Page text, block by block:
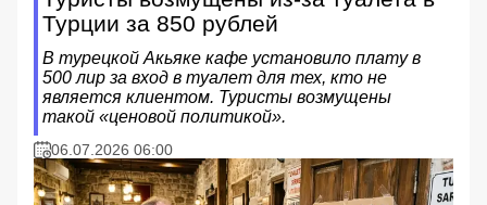
Турции за 850 рублей
В турецкой Акьяке кафе установило плату в
500 лир за вход в туалет для тех, кто не
является клиентом. Туристы возмущены
такой «ценовой политикой».
06.07.2026 06:00